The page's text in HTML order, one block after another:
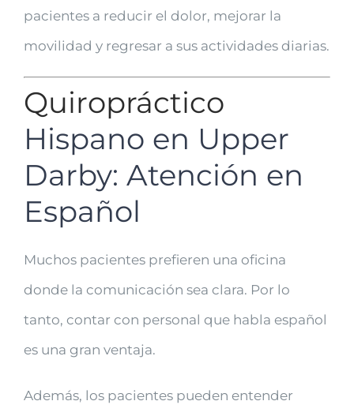
pacientes a reducir el dolor, mejorar la
movilidad y regresar a sus actividades diarias.
Quiropráctico
Hispano en Upper
Darby: Atención en
Español
Muchos pacientes prefieren una oficina
donde la comunicación sea clara. Por lo
tanto, contar con personal que habla español
es una gran ventaja.
Además, los pacientes pueden entender